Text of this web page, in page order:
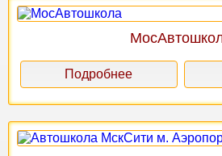
Подробнее